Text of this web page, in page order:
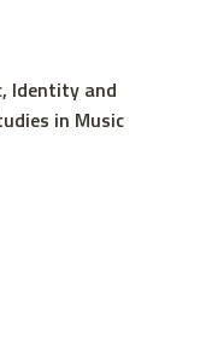
Identity and
in Music